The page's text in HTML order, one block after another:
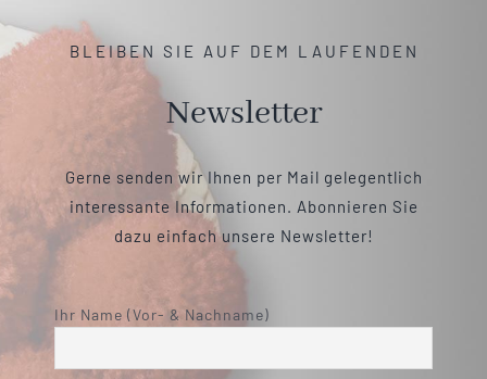
BLEIBEN SIE AUF DEM LAUFENDEN
Newsletter
Gerne senden wir Ihnen per Mail gelegentlich
interessante Informationen. Abonnieren Sie
dazu einfach unsere Newsletter!
Ihr Name (Vor- & Nachname)